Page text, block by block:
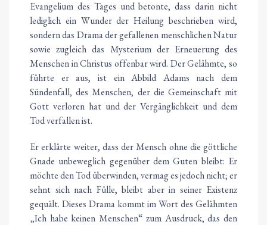
Evangelium des Tages und betonte, dass darin nicht
lediglich ein Wunder der Heilung beschrieben wird,
sondern das Drama der gefallenen menschlichen Natur
sowie zugleich das Mysterium der Erneuerung des
Menschen in Christus offenbar wird. Der Gelähmte, so
führte er aus, ist ein Abbild Adams nach dem
Sündenfall, des Menschen, der die Gemeinschaft mit
Gott verloren hat und der Vergänglichkeit und dem
Tod verfallen ist.
Er erklärte weiter, dass der Mensch ohne die göttliche
Gnade unbeweglich gegenüber dem Guten bleibt: Er
möchte den Tod überwinden, vermag es jedoch nicht; er
sehnt sich nach Fülle, bleibt aber in seiner Existenz
gequält. Dieses Drama kommt im Wort des Gelähmten
„Ich habe keinen Menschen“ zum Ausdruck, das den